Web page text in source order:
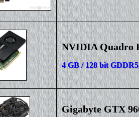
NVIDIA Quadro
4 GB / 128 bit
Gigabyte GTX